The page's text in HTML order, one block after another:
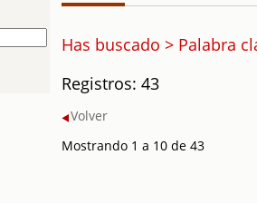
Has buscado > Palabra
Registros: 43
Volver
Mostrando 1 a 10 de 43